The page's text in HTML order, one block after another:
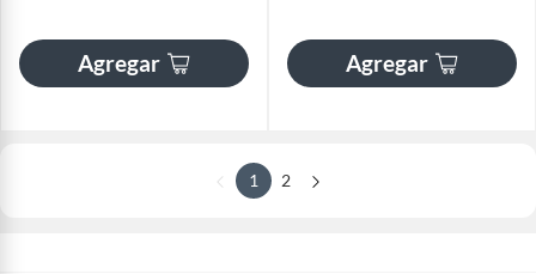
Agregar Agregar
1 2